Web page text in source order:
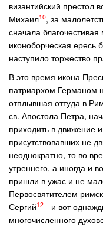
византийский престол
Михаил10, за
сначала
иконоборческая ересь
наступило торжество
В это время икона
патриархом Германом
отплывшая оттуда в
св. Апостола Петра,
приходить в движение
присутствовавших не
неоднократно, то во
утреннего, а иногда и
пришли в ужас и не
Первосвятителем
Сергий12 - и вот
многочисленного